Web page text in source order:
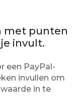
met punten
invult.
een PayPal-
invullen om
in te